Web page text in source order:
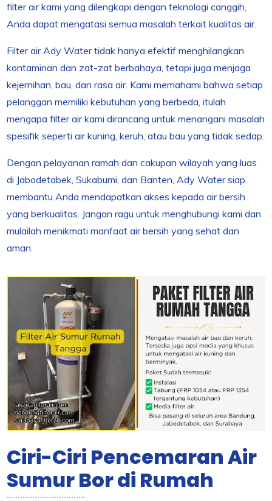
filter air kami yang dilengkapi dengan teknologi canggih,
Anda dapat mengatasi semua masalah terkait kualitas air.
Filter air Ady Water tidak hanya efektif menghilangkan
kontaminan dan zat-zat berbahaya, tetapi juga menjaga
kejernihan, bau, dan rasa air. Kami memahami bahwa setiap
pelanggan memiliki kebutuhan yang berbeda, itulah
mengapa filter air kami dirancang untuk menangani masalah
spesifik seperti air kuning, keruh, atau bau yang tidak sedap.
Dengan pelayanan ramah dan cakupan wilayah yang luas
di Jabodetabek, Sukabumi, dan Banten, Ady Water siap
membantu Anda mendapatkan akses kepada air bersih
yang berkualitas. Jangan ragu untuk menghubungi kami dan
mulailah menikmati manfaat air bersih yang sehat dan
aman.
Ciri-Ciri Pencemaran Air
Sumur Bor di Rumah